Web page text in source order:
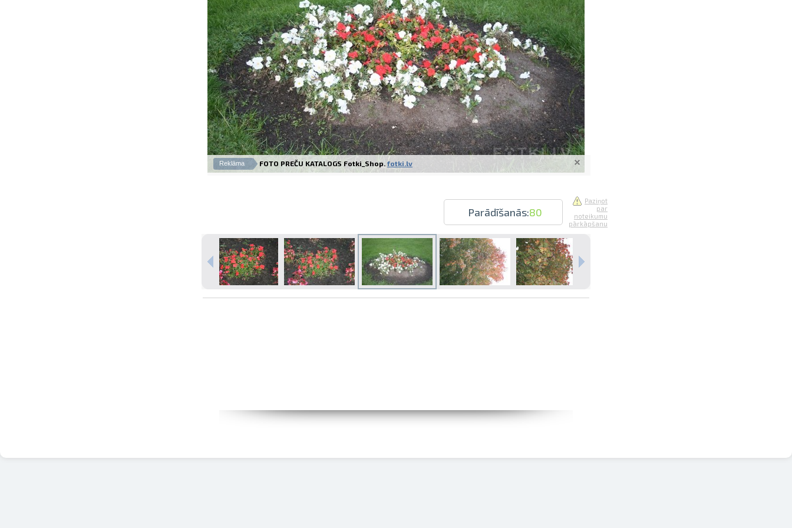
Izdrukas 1h laikā Rīgā – pasūtiet tiešsaistē
Dažādi formāti un papīra veidi jūsu foto
Piegāde visā Latvijā vai saņemšana klātienē
Reklāma FOTO PREČU KATALOGS Fotki_Shop. fotki.lv
Parādīšanās:80
Paziņot
par
noteikumu
pārkāpšanu